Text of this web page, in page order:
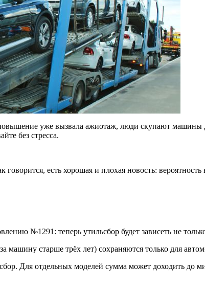
уже вызвала ажиотаж, люди скупают
без стресса.
есть хорошая и плохая новость:
№1291: теперь утильсбор будет зависеть не
машину старше трёх лет) сохраняются только для
Для отдельных моделей сумма может доходить до